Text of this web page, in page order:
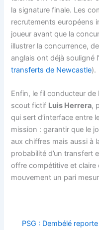
la signature finale. Les
recrutements européens
joueur avant que la
illustrer la concurrence,
anglais ont déjà souligné
transferts de Newcastle).
Enfin, le fil conducteur de
scout fictif Luis Herrera,
qui sert d’interface entre
mission : garantir que le
aux chiffres mais aussi à
probabilité d’un transfert
offre compétitive et
mouvement un pari
PSG : Dembélé